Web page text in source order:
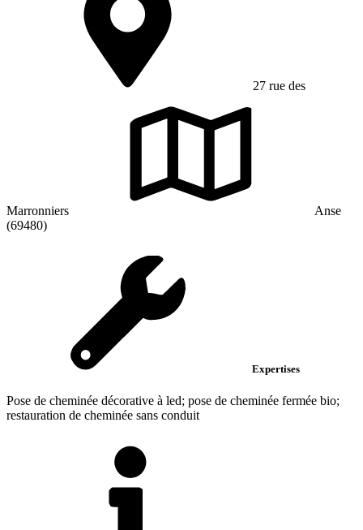
27 rue des
Marronniers
Anse
(69480)
Expertises
Pose de cheminée décorative à led; pose de cheminée fermée bio;
restauration de cheminée sans conduit